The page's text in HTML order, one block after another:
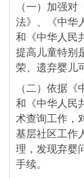
（一）加强
法》、《中华
和《中华人民
提高儿童特别
荣、遗弃婴儿
（二）依据
和《中华人民
术查询工作，
基层社区工作
理，发现弃婴
手续。